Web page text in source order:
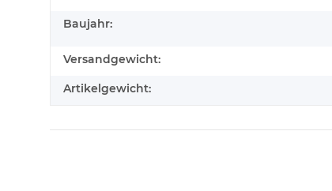
Baujahr:
Versandgewicht:
Artikelgewicht: